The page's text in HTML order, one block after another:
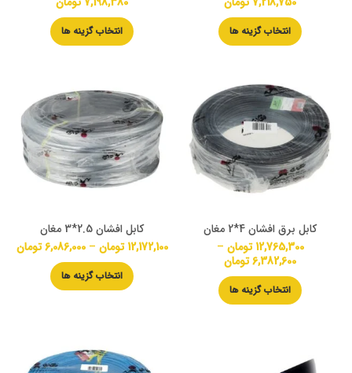
انتخاب گزینه ها انتخاب گزینه ها
کابل برق افشان 4*2 مغان
12,765,300 تومان –
6,382,600تومان
انتخاب گزینه ها
کابل افشان 2.5*3 مغان
12,172,100 تومان –
6,086,000 تومان
انتخاب گزینه ها